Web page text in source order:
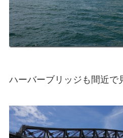
ハーバーブリッジも間近で